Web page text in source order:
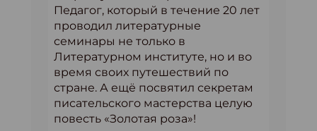
Педагог, который в течение 20 лет
проводил литературные
семинары не только в
Литературном институте, но и во
время своих путешествий по
стране. А ещё посвятил секретам
писательского мастерства целую
повесть «Золотая роза»!